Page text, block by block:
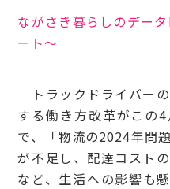
ながさき暮らしのデー
ート～
トラックドライバー
する働き方改革がこの
で、「物流の2024年問
が不足し、配達コスト
など、生活への影響も